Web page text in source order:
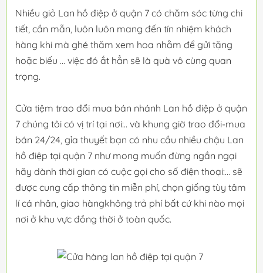
Nhiều giỏ Lan hồ điệp ở quận 7 có chăm sóc từng chi
tiết, cần mẫn, luôn luôn mang đến tín nhiệm khách
hàng khi mà ghé thăm xem hoa nhằm để gửi tặng
hoặc biếu ... việc đó ắt hẳn sẽ là quà vô cùng quan
trọng.
Cửa tiệm trao đổi mua bán nhánh Lan hồ điệp ở quận
7 chúng tôi có vị trí tại nơi:.. và khung giờ trao đổi-mua
bán 24/24, gỉa thuyết bạn có nhu cầu nhiều chậu Lan
hồ điệp tại quận 7 như mong muốn đừng ngần ngại
hãy dành thời gian có cuộc gọi cho số điện thoại:... sẽ
được cung cấp thông tin miễn phí, chọn giống tùy tâm
lí cá nhân, giao hàngkhông trả phí bất cứ khi nào mọi
nơi ở khu vực đồng thời ở toàn quốc.